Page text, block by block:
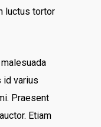
luctus tortor
id varius
Praesent
Etiam